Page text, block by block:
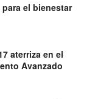
el bienestar
aterriza en el
Avanzado